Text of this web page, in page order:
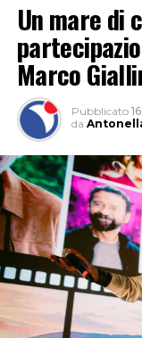
Un mare di
Marco
Pubblicato
da